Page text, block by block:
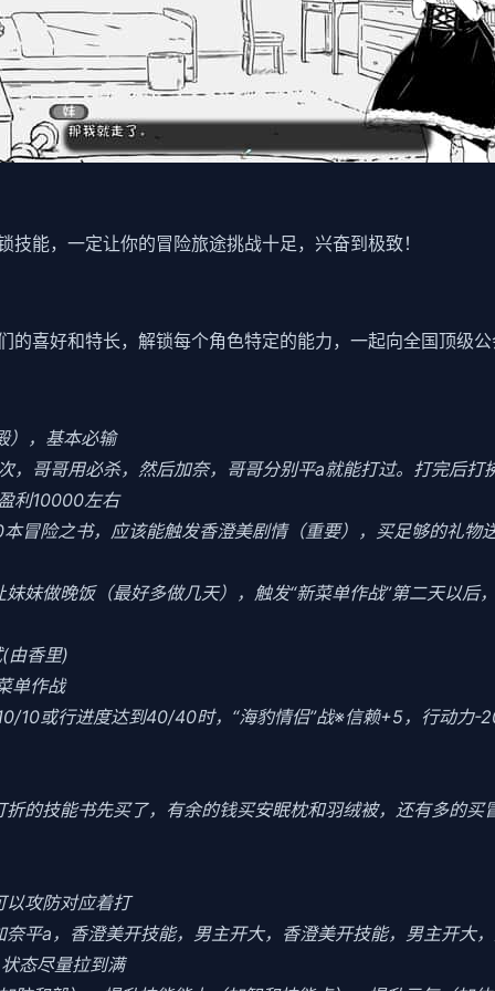
能，一定让你的冒险旅途挑战十足，兴奋到极致！
的喜好和特长，解锁每个角色特定的能力，一起向全国顶级
），基本必输
，哥哥用必杀，然后加奈，哥哥分别平a就能打过。打完后
利10000左右
冒险之书，应该能触发香澄美剧情（重要），买足够的礼物
妹做晚饭（最好多做几天），触发“新菜单作战”第二天以后
由香里)
单作战
10或行进度达到40/40时，“海豹情侣”战※信赖+5，行动力-
的技能书先买了，有余的钱买安眠枕和羽绒被，还有多的
攻防对应着打
平a，香澄美开技能，男主开大，香澄美开技能，男主开大
态尽量拉到满